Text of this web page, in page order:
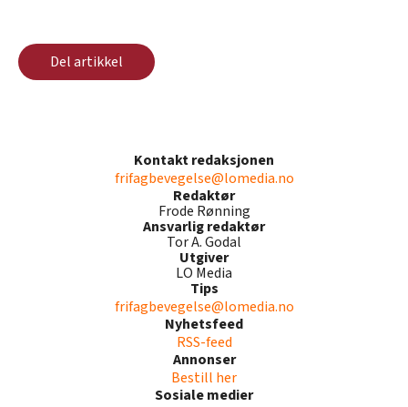
Del artikkel
Kontakt redaksjonen
frifagbevegelse@lomedia.no
Redaktør
Frode Rønning
Ansvarlig redaktør
Tor A. Godal
Utgiver
LO Media
Tips
frifagbevegelse@lomedia.no
Nyhetsfeed
RSS-feed
Annonser
Bestill her
Sosiale medier